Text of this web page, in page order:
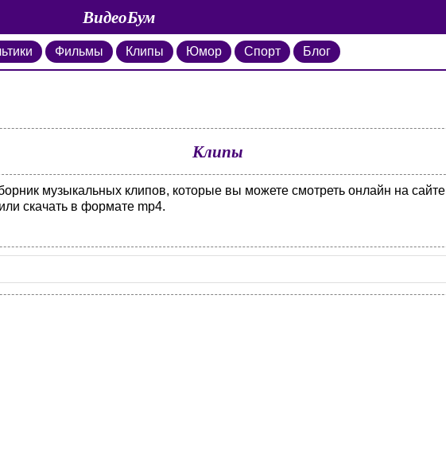
ВидеоБум
Фильмы Клипы Юмор Спорт Блог
Клипы
музыкальных клипов, которые вы можете смотреть онлайн на сайте
скачать в формате mp4.